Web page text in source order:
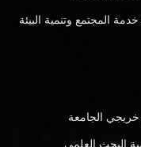
المجتمع وتنمية البيئة
الجامعة
البحث العلمي